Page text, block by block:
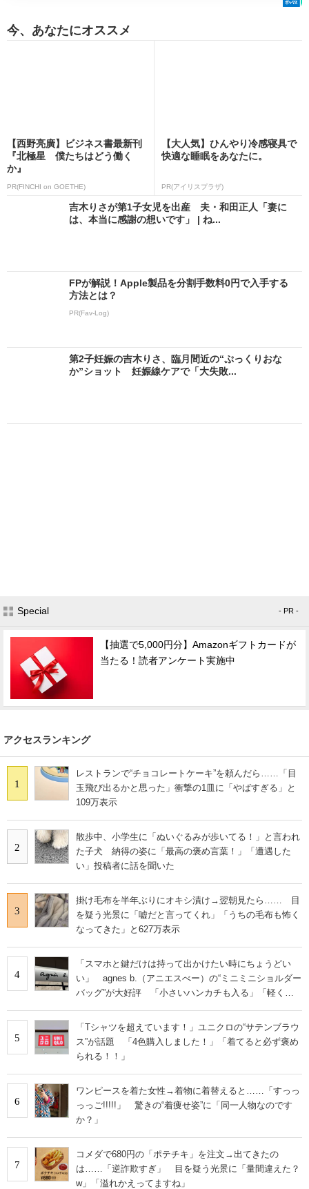
今、あなたにオススメ
【西野亮廣】ビジネス書最新刊
『北極星 僕たちはどう働く
か』
PR(FINCHI on GOETHE)
【大人気】ひんやり冷感寝具で
快適な睡眠をあなたに。
PR(アイリスプラザ)
吉木りさが第1子女児を出産 夫・和田正人「妻に
は、本当に感謝の想いです」 | ね...
FPが解説！Apple製品を分割手数料0円で入手する
方法とは？
PR(Fav-Log)
第2子妊娠の吉木りさ、臨月間近の“ぷっくりおな
か”ショット 妊娠線ケアで「大失敗...
Special - PR -
【抽選で5,000円分】Amazonギフトカードが
当たる！読者アンケート実施中
アクセスランキング
1
レストランで“チョコレートケーキ”を頼んだら……「目
玉飛び出るかと思った」衝撃の1皿に「やばすぎる」と
109万表示
2
散歩中、小学生に「ぬいぐるみが歩いてる！」と言われ
た子犬 納得の姿に「最高の褒め言葉！」「遭遇した
い」投稿者に話を聞いた
3
掛け毛布を半年ぶりにオキシ漬け→翌朝見たら…… 目
を疑う光景に「嘘だと言ってくれ」「うちの毛布も怖く
なってきた」と627万表示
4
「スマホと鍵だけは持って出かけたい時にちょうどい
い」 agnes b.（アニエスべー）の“ミニミニショルダー
バッグ”が大好評 「小さいハンカチも入る」「軽くて
5
「Tシャツを超えています！」ユニクロの“サテンブラウ
ス”が話題 「4色購入しました！」「着てると必ず褒め
られる！！」
6
ワンピースを着た女性→着物に着替えると……「すっっ
っっご!!!!!」 驚きの“着痩せ姿”に「同一人物なのです
か？」
7
コメダで680円の「ポテチキ」を注文→出てきたの
は……「逆詐欺すぎ」 目を疑う光景に「量間違えた？
w」「溢れかえってますね」